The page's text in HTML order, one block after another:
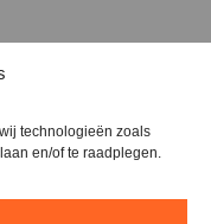
technologieën zoals
en/of te raadplegen.